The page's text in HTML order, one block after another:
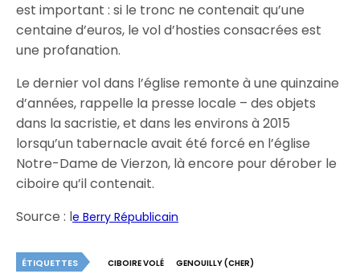
est important : si le tronc ne contenait qu’une
centaine d’euros, le vol d’hosties consacrées est
une profanation.
Le dernier vol dans l’église remonte à une quinzaine
d’années, rappelle la presse locale – des objets
dans la sacristie, et dans les environs à 2015
lorsqu’un tabernacle avait été forcé en l’église
Notre-Dame de Vierzon, là encore pour dérober le
ciboire qu’il contenait.
Source : le Berry Républicain
ÉTIQUETTES CIBOIRE VOLÉ
GENOUILLY (CHER)